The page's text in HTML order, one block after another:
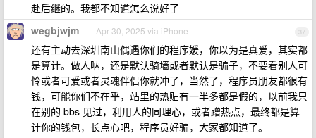
赴后继的。我都不知道怎么说好了
37
wegbjwjm Apr 30, 2025 via iPhone
还有主动去深圳南山偶遇你们的程序媛，你以为是真爱，其实都
是算计。做人呐，还是默认骑墙或者默认是骗子，不要看别人可
怜或者可爱或者灵魂伴侣你就冲了，当然了，程序员朋友都很有
钱，可能你们不在乎，站里的热贴有一半多都是假的，以前我只
在别的 bbs 见过，利用人的同理心，或者蹭热点，最终都是算
计你的钱包，长点心吧，程序员好骗，大家都知道了。